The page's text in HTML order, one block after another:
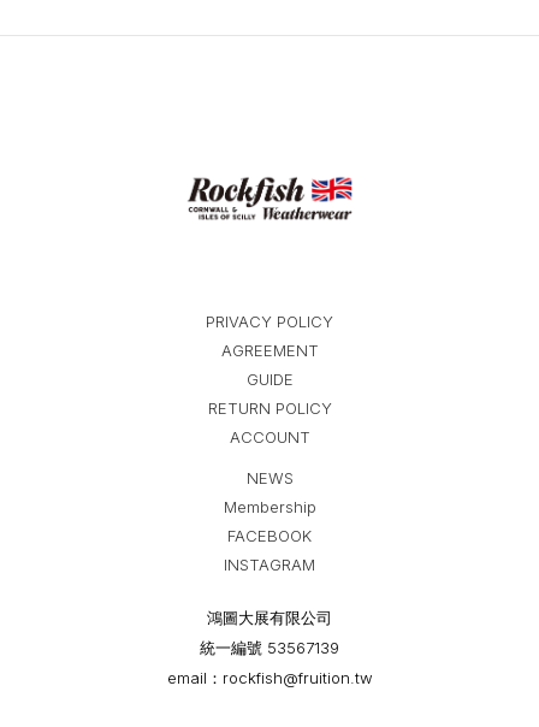
PRIVACY POLICY
AGREEMENT
GUIDE
RETURN POLICY
ACCOUNT
NEWS
Membership
FACEBOOK
INSTAGRAM
鴻圖大展有限公司
統一編號 53567139
email：rockfish@fruition.tw